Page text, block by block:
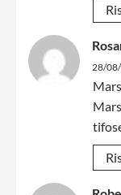
28/